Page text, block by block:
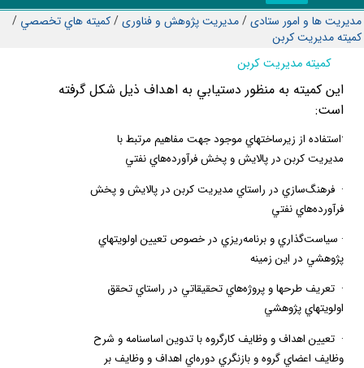
مدیریت ها و امور ستادی/مدیریت پژوهش و فناوری/کمیته هاي تخصصي /
كميته مديريت كربن
کمیته مدیریت کربن
اين كميته به منظور دستيابي به اهداف ذيل شكل گرفته
است:
·استفاده از زير‌ساختهاي موجود جهت مفاهيم مرتبط با
مديريت كربن در پالايش و پخش فرآورده‌هاي نفتي
· فرهنگ‌سازي در راستاي مديريت كربن در پالايش و پخش
فرآورده‌هاي نفتي
· سياست‌گذاري و برنامه‌ريزي در خصوص تعيين اولويتهاي
پژوهشي در اين زمينه
· تعريف طرحها و پروژه‌هاي تحقيقاتي در راستاي تحقق
اولويتهاي پژوهشي
· تعيين اهداف و وظايف كارگروه با تدوين اساسنامه و شرح
وظايف اعضاي گروه و بازنگري دوره‌اي اهداف و وظايف بر